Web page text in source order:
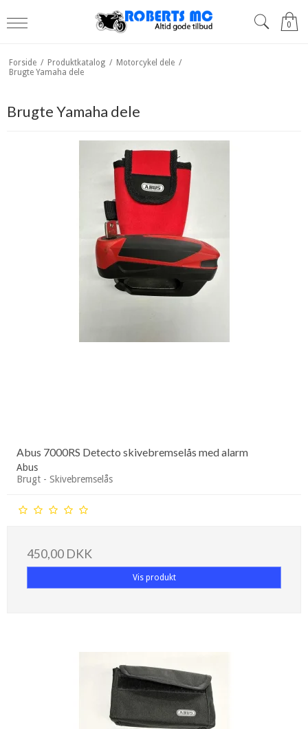
0
Forside / Produktkatalog / Motorcykel dele /
Brugte Yamaha dele
Brugte Yamaha dele
Abus 7000RS Detecto skivebremselås med alarm
Abus
Brugt - Skivebremselås
450,00 DKK
Vis produkt